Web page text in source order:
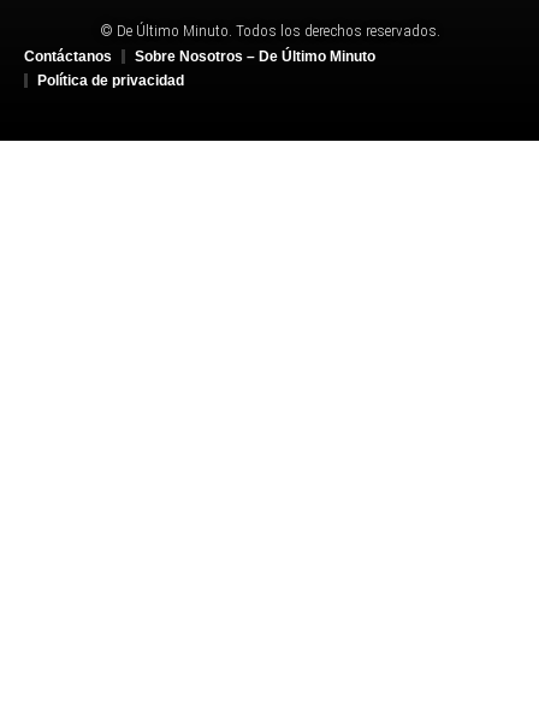
© De Último Minuto. Todos los derechos reservados.
Contáctanos
Sobre Nosotros – De Último Minuto
Política de privacidad